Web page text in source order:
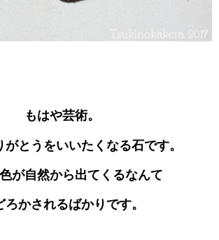
もはや芸術。
とうをいいたくなる石です。
が自然から出てくるなんて
ろかされるばかりです。